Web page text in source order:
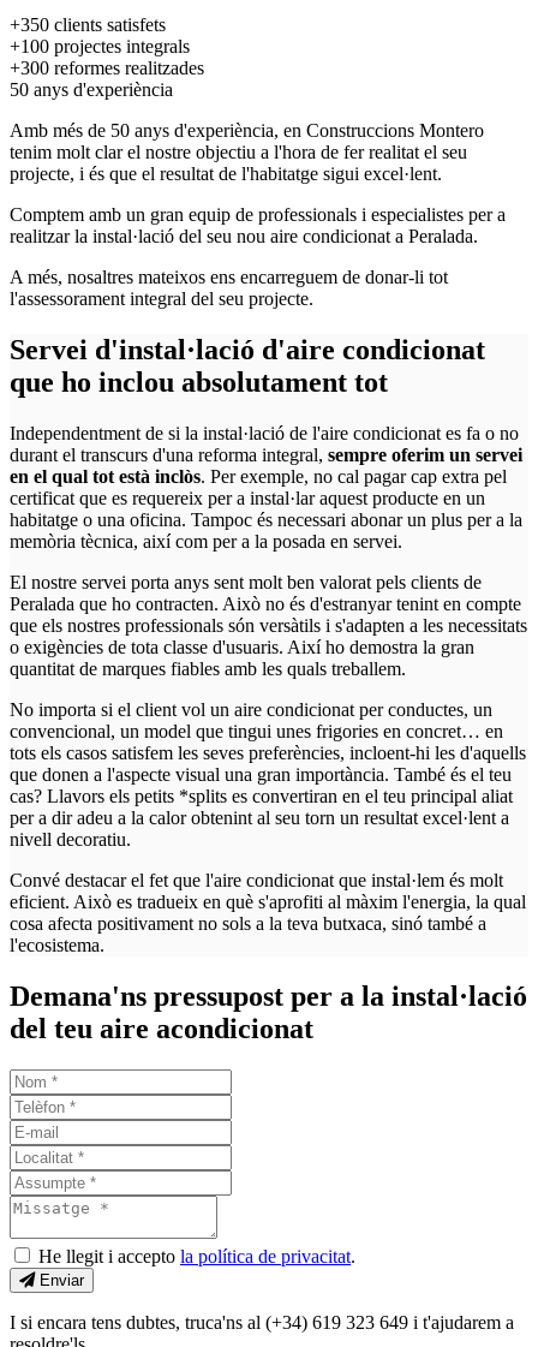
+350 clients satisfets
+100 projectes integrals
+300 reformes realitzades
50 anys d'experiència
Amb més de 50 anys d'experiència, en Construccions Montero
tenim molt clar el nostre objectiu a l'hora de fer realitat el seu
projecte, i és que el resultat de l'habitatge sigui excel·lent.
Comptem amb un gran equip de professionals i especialistes per a
realitzar la instal·lació del seu nou aire condicionat a Peralada.
A més, nosaltres mateixos ens encarreguem de donar-li tot
l'assessorament integral del seu projecte.
Servei d'instal·lació d'aire condicionat
que ho inclou absolutament tot
Independentment de si la instal·lació de l'aire condicionat es fa o no
durant el transcurs d'una reforma integral, sempre oferim un servei
en el qual tot està inclòs. Per exemple, no cal pagar cap extra pel
certificat que es requereix per a instal·lar aquest producte en un
habitatge o una oficina. Tampoc és necessari abonar un plus per a la
memòria tècnica, així com per a la posada en servei.
El nostre servei porta anys sent molt ben valorat pels clients de
Peralada que ho contracten. Això no és d'estranyar tenint en compte
que els nostres professionals són versàtils i s'adapten a les necessitats
o exigències de tota classe d'usuaris. Així ho demostra la gran
quantitat de marques fiables amb les quals treballem.
No importa si el client vol un aire condicionat per conductes, un
convencional, un model que tingui unes frigories en concret… en
tots els casos satisfem les seves preferències, incloent-hi les d'aquells
que donen a l'aspecte visual una gran importància. També és el teu
cas? Llavors els petits *splits es convertiran en el teu principal aliat
per a dir adeu a la calor obtenint al seu torn un resultat excel·lent a
nivell decoratiu.
Convé destacar el fet que l'aire condicionat que instal·lem és molt
eficient. Això es tradueix en què s'aprofiti al màxim l'energia, la qual
cosa afecta positivament no sols a la teva butxaca, sinó també a
l'ecosistema.
Demana'ns pressupost per a la instal·lació
del teu aire acondicionat
He llegit i accepto la política de privacitat.
Enviar
I si encara tens dubtes, truca'ns al (+34) 619 323 649 i t'ajudarem a